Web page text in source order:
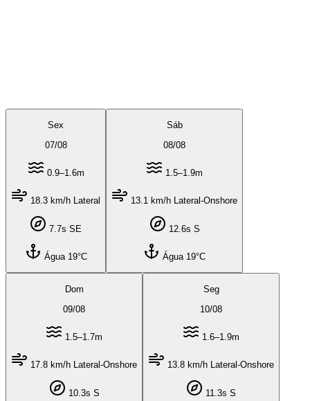
Sex
07/08
0.9–1.6m
18.3 km/h Lateral
7.7s SE
Água 19°C
Sáb
08/08
1.5–1.9m
13.1 km/h Lateral-Onshore
12.6s S
Água 19°C
Dom
09/08
1.5–1.7m
17.8 km/h Lateral-Onshore
10.3s S
Seg
10/08
1.6–1.9m
13.8 km/h Lateral-Onshore
11.3s S